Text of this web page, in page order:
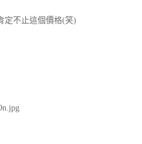
定不止這個價格(笑)